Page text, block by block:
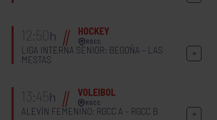
12:50h HOCKEY
RGCC
LIGA INTERNA SENIOR: BEGOÑA – LAS
MESTAS
13:45h VOLEIBOL
RGCC
ALEVÍN FEMENINO: RGCC A – RGCC B